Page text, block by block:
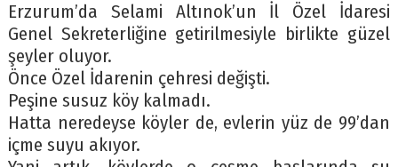
Erzurum’da Selami Altınok’un İl Özel İdaresi
Genel Sekreterliğine getirilmesiyle birlikte güzel
şeyler oluyor.
Önce Özel İdarenin çehresi değişti.
Peşine susuz köy kalmadı.
Hatta neredeyse köyler de, evlerin yüz de 99’dan
içme suyu akıyor.